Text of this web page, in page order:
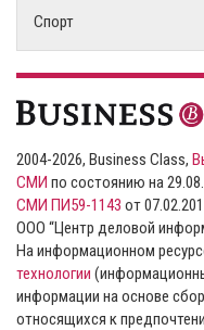
Спорт
2004-2026, Business Class,
СМИ по состоянию на
СМИ ПИ59-1143 от
ООО “Центр деловой
На информационном
технологии
информации на основе
относящихся к